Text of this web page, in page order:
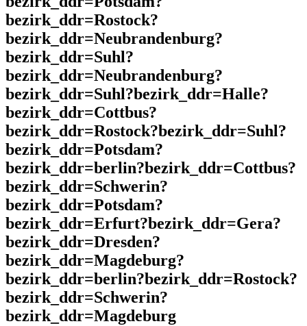
bezirk_ddr=Rostock?
bezirk_ddr=Neubrandenburg?
bezirk_ddr=Suhl?
bezirk_ddr=Neubrandenburg?
bezirk_ddr=Suhl?bezirk_ddr=Halle?
bezirk_ddr=Cottbus?
bezirk_ddr=Rostock?bezirk_ddr=Suhl?
bezirk_ddr=Potsdam?
bezirk_ddr=berlin?bezirk_ddr=Cottbus?
bezirk_ddr=Schwerin?
bezirk_ddr=Potsdam?
bezirk_ddr=Erfurt?bezirk_ddr=Gera?
bezirk_ddr=Dresden?
bezirk_ddr=Magdeburg?
bezirk_ddr=berlin?bezirk_ddr=Rostock?
bezirk_ddr=Schwerin?
bezirk_ddr=Magdeburg